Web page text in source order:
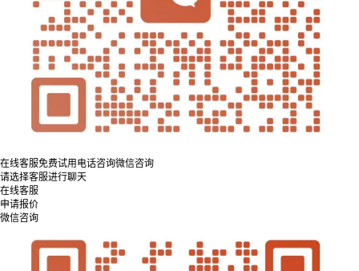
在线客服免费试用 电话咨询微信咨询
请选择客服进行聊天
在线客服
申请报价
微信咨询